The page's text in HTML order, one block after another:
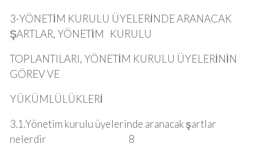
3-YÖNETİM KURULU ÜYELERİNDE ARANACAK
ŞARTLAR, YÖNETİM KURULU
TOPLANTILARI, YÖNETİM KURULU ÜYELERİNİN
GÖREV VE
YÜKÜMLÜLÜKLERİ
3.1.Yönetim kurulu üyelerinde aranacak şartlar
nelerdir 8